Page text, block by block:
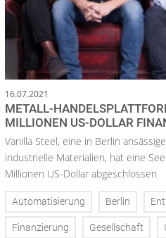
16.07.2021
METALL-
MILLIONEN US-DOLLAR
Vanilla Steel, eine in Berlin
industrielle Materialien, hat eine
Millionen US-Dollar abgeschlossen
Automatisierung Berlin
Finanzierung Gesellschaft